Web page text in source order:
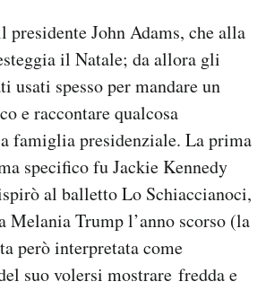
presidente John Adams, che alla
il Natale; da allora gli
usati spesso per mandare un
e raccontare qualcosa
famiglia presidenziale. La prima
specifico fu Jackie Kennedy
al balletto Lo Schiaccianoci,
Melania Trump l’anno scorso (la
però interpretata come
suo volersi mostrare fredda e